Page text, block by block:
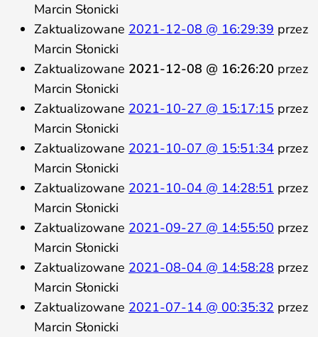
Marcin Słonicki
Zaktualizowane 2021-12-08 @ 16:29:39 przez
Marcin Słonicki
Zaktualizowane 2021-12-08 @ 16:26:20 przez
Marcin Słonicki
Zaktualizowane 2021-10-27 @ 15:17:15 przez
Marcin Słonicki
Zaktualizowane 2021-10-07 @ 15:51:34 przez
Marcin Słonicki
Zaktualizowane 2021-10-04 @ 14:28:51 przez
Marcin Słonicki
Zaktualizowane 2021-09-27 @ 14:55:50 przez
Marcin Słonicki
Zaktualizowane 2021-08-04 @ 14:58:28 przez
Marcin Słonicki
Zaktualizowane 2021-07-14 @ 00:35:32 przez
Marcin Słonicki